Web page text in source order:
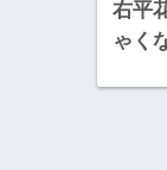
右平
ゃく